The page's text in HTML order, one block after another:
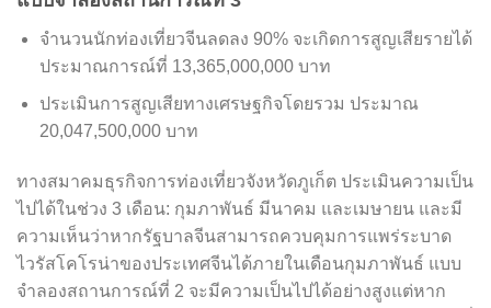
จำนวนนักท่องเที่ยวจีนลดลง 90% จะเกิดการสูญเสียรายได้
ประมาณการณ์ที่ 13,365,000,000 บาท
ประเมินการสูญเสียทางเศรษฐกิจโดยรวม ประมาณ​
20,047,500,000 บาท
ทางสมาคมธุรกิจการท่องเที่ยวจังหวัดภูเก็ต ประเมินความเป็น
ไปได้ในช่วง 3 เดือน: กุมภาพันธ์ มีนาคม และเมษายน และมี
ความเห็นว่าหากรัฐบาลจีนสามารถควบคุมการแพร่ระบาด
ไวรัสโคโรน่าของประเทศจีนได้ภายในเดือนกุมภาพันธ์ แบบ
จำลองสถานการณ์ที่ 2 จะมีความเป็นไปได้อย่างสูงแต่หาก